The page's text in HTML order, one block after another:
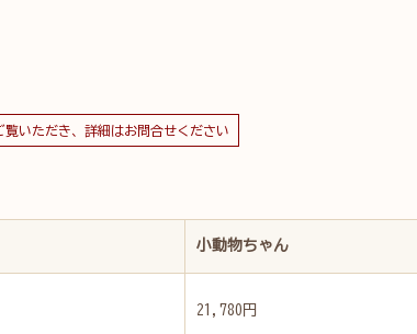
いただき、詳細はお問合せください
小動物ちゃん
21,780円